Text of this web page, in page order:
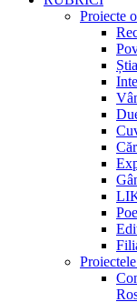
Proiecte